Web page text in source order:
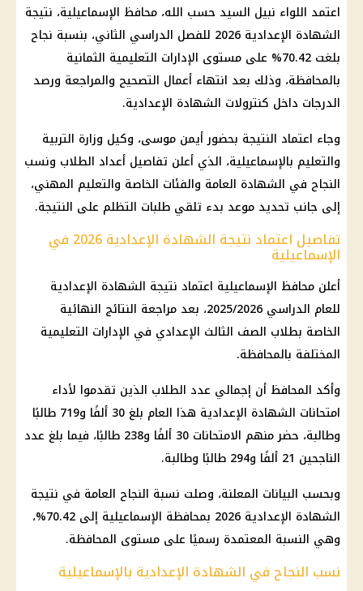
اعتمد اللواء نبيل السيد حسب الله، محافظ الإسماعيلية، نتيجة
الشهادة الإعدادية 2026
للفصل الدراسي الثاني، بنسبة نجاح
بلغت 70.42% على مستوى الإدارات التعليمية الثمانية
بالمحافظة، وذلك بعد انتهاء أعمال التصحيح والمراجعة ورصد
الدرجات داخل كنترولات الشهادة الإعدادية.
وجاء اعتماد النتيجة بحضور أيمن موسى، وكيل وزارة التربية
والتعليم بالإسماعيلية، الذي أعلن تفاصيل أعداد الطلاب ونسب
النجاح في الشهادة العامة والفئات الخاصة والتعليم المهني،
إلى جانب تحديد موعد بدء تلقي طلبات التظلم على النتيجة.
تفاصيل اعتماد نتيجة الشهادة الإعدادية 2026 في
الإسماعيلية
أعلن محافظ الإسماعيلية اعتماد نتيجة الشهادة الإعدادية
للعام الدراسي 2025/2026، بعد مراجعة النتائج النهائية
الخاصة بطلاب الصف الثالث الإعدادي في الإدارات التعليمية
المختلفة بالمحافظة.
وأكد المحافظ أن إجمالي عدد الطلاب الذين تقدموا لأداء
امتحانات الشهادة الإعدادية
هذا العام بلغ 30 ألفًا و719 طالبًا
وطالبة، حضر منهم الامتحانات 30 ألفًا و238 طالبًا، فيما بلغ عدد
الناجحين 21 ألفًا و294 طالبًا وطالبة.
وبحسب البيانات المعلنة، وصلت نسبة النجاح العامة في نتيجة
الشهادة الإعدادية 2026
بمحافظة الإسماعيلية إلى 70.42%،
وهي النسبة المعتمدة رسميًا على مستوى المحافظة.
نسب النجاح في الشهادة الإعدادية بالإسماعيلية